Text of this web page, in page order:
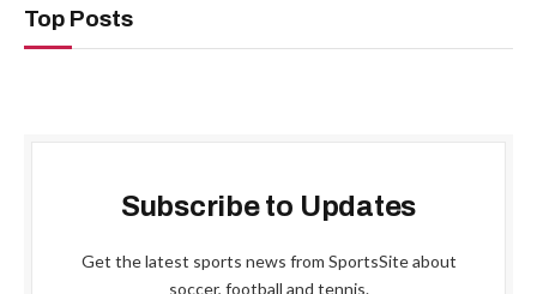
Top Posts
Subscribe to Updates
Get the latest sports news from SportsSite about
soccer, football and tennis.